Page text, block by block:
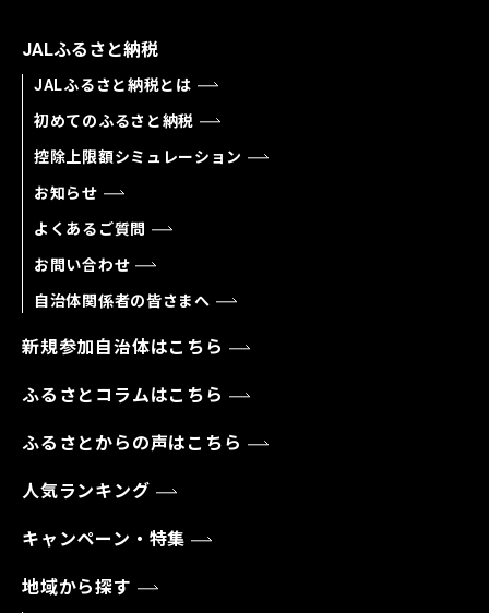
JALふるさと納税
JALふるさと納税とは
初めてのふるさと納税
控除上限額シミュレーション
お知らせ
よくあるご質問
お問い合わせ
自治体関係者の皆さまへ
新規参加自治体はこちら
ふるさとコラムはこちら
ふるさとからの声はこちら
人気ランキング
キャンペーン・特集
地域から探す